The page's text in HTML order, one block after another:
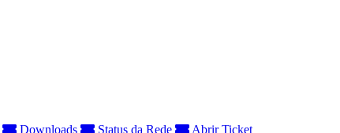
Downloads Status da Rede Abrir Ticket